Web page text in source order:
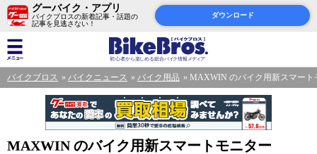
グーバイク・アプリ
バイクブロスの新着記事・話題の
記事を見逃さない！
ダウンロード
バイクブロス バイクニュース バイク用品 MAXWIN のバイク用新スマート
MAXWIN のバイク用新スマートモニター